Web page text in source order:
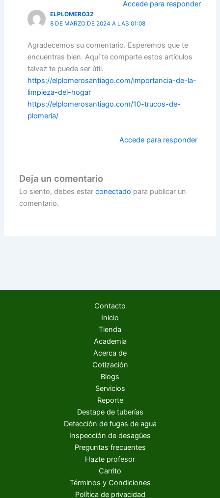
Accede para responder
ELPLOMERO32
8 DE MARZO DE 2024 A LAS 01:08
Agradecemos su comentario. Esperemos que te
encuentras bien. Aquí te comparte estos artículos
talvez te puede ser útil.
https://elplomerosantiago.com/importancia-de-la-
limpieza-del-hogar
https://elplomerosantiago.com/10-trucos-de-
plomeria/
Accede para responder
Deja un comentario
Lo siento, debes estarconectado para publicar un
comentario.
Contacto
Inicio
Tienda
Academia
Acerca de
Cotización
Blogs
Servicios
Reporte
Destape de tuberías
Detección de fugas de agua
Inspección de desagües
Preguntas frecuentes
Hazte profesor
Carrito
Términos y Condiciones
Política de privacidad